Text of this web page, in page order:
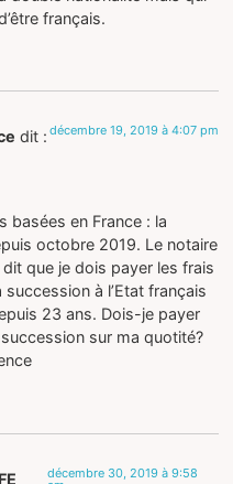
français.
dit : décembre 19, 2019 à 4:07 pm
basées en France : la
octobre 2019. Le notaire
que je dois payer les frais
à l’Etat français
23 ans. Dois-je payer
sur ma quotité?
décembre 30, 2019 à 9:58